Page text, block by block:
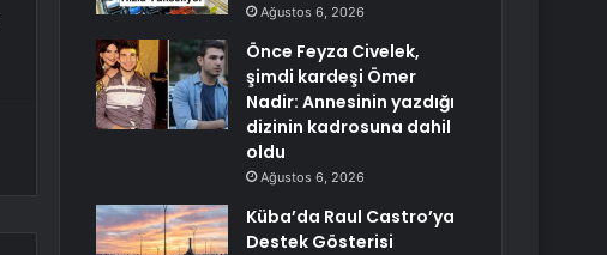
Ağustos 6, 2026
Önce Feyza Civelek,
şimdi kardeşi Ömer
Nadir: Annesinin yazdığı
dizinin kadrosuna dahil
oldu
Ağustos 6, 2026
Küba’da Raul Castro’ya
Destek Gösterisi